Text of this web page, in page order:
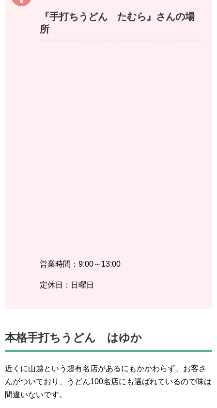
『手打ちうどん たむら』さんの場
所
営業時間：9:00～13:00
定休日：日曜日
本格手打ちうどん はゆか
近くに山越という超有名店があるにもかかわらず、お客さ
んがついており、うどん100名店にも選ばれているので味は
間違いないです。